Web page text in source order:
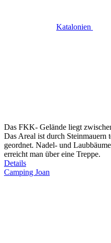
Katalonien
Das FKK- Gelände liegt
Das Areal ist durch Steinmauern
geordnet. Nadel- und
erreicht man über eine Treppe.
Details
Camping Joan